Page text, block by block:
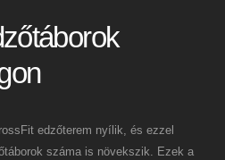
edzőterem nyílik, és ezzel
száma is növekszik. Ezek a